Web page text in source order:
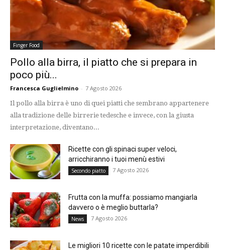
Finger Food
Pollo alla birra, il piatto che si prepara in
poco più...
Francesca Guglielmino - 7 Agosto 2026
Il pollo alla birra è uno di quei piatti che sembrano appartenere
alla tradizione delle birrerie tedesche e invece, con la giusta
interpretazione, diventano...
Ricette con gli spinaci super veloci,
arricchiranno i tuoi menù estivi
Secondo piatto 7 Agosto 2026
Frutta con la muffa: possiamo mangiarla
davvero o è meglio buttarla?
News 7 Agosto 2026
Le migliori 10 ricette con le patate imperdibili